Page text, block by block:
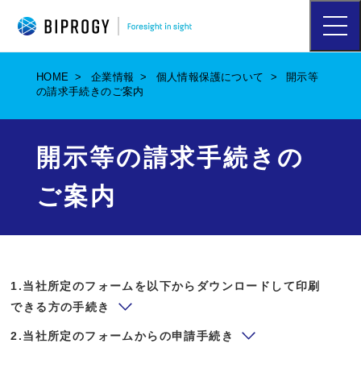
ハ
ン
メ
HOME 企業情報 個人情報保護について
開示等
の請求手続きのご案内
開示等の請求手続きの
ご案内
1.当社所定のフォームを以下からダウンロードして印刷
できる方の手続き
2.当社所定のフォームからの申請手続き